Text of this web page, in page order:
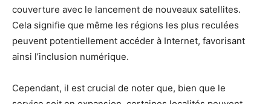
couverture avec le lancement de nouveaux satellites.
Cela signifie que même les régions les plus reculées
peuvent potentiellement accéder à Internet, favorisant
ainsi l’inclusion numérique.
Cependant, il est crucial de noter que, bien que le